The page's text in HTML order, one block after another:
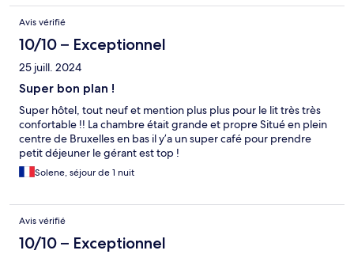
Avis vérifié
10/10 – Exceptionnel
25 juill. 2024
Super bon plan !
Super hôtel, tout neuf et mention plus plus pour le lit très très
confortable !! La chambre était grande et propre Situé en plein
centre de Bruxelles en bas il y’a un super café pour prendre
petit déjeuner le gérant est top !
Solene, séjour de 1 nuit
Avis vérifié
10/10 – Exceptionnel